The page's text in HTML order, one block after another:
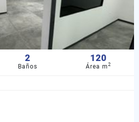
2
Baños
120
Área m2